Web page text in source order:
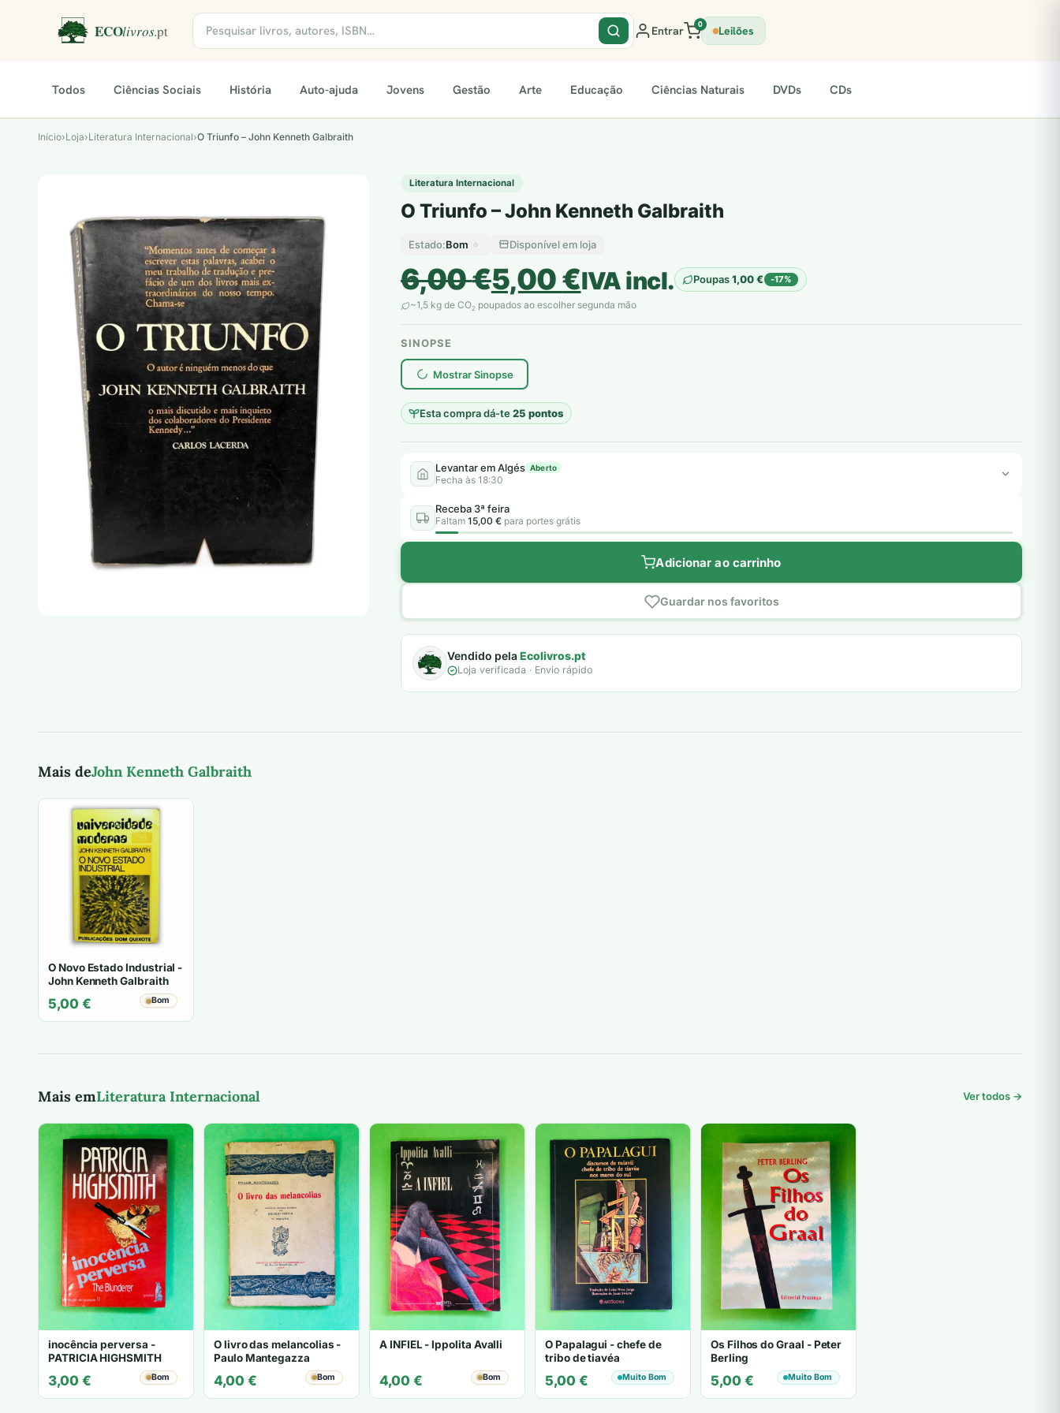
Entrar 0 Leilões
Todos Ciências Sociais História Auto-ajuda Jovens Gestão Arte Educação Ciências Naturais DVDs CDs
Início›Loja›Literatura Internacional›O Triunfo – John Kenneth Galbraith
Literatura Internacional
O Triunfo – John Kenneth Galbraith
Estado:Bom Disponível em loja
6,00€
O
preço
original
era:
6,00 €.
5,00€
O
preço
atual
é:
5,00 €.
IVA incl. Poupas1,00€ -17%
~1,5 kg de CO2 poupados ao escolher segunda mão
SINOPSE
Mostrar Sinopse
Esta compra dá-te25 pontos
plantar árvores reais
Levantar em Algés Aberto
Fecha às 18:30
Receba 3ª feira
Faltam 15,00 € para portes grátis
Adicionar ao carrinho
Guardar nos favoritos
Vendido pelaEcolivros.pt
Loja verificada · Envio rápido
Mais deJohn Kenneth Galbraith
O Novo Estado Industrial -
John Kenneth Galbraith
5,00 € Bom
Mais emLiteratura Internacional Ver todos →
inocência perversa -
PATRICIA HIGHSMITH
3,00 € Bom
O livro das melancolias -
Paulo Mantegazza
4,00 € Bom
A INFIEL - Ippolita Avalli
4,00 € Bom
O Papalagui - chefe de
tribo de tiavéa
5,00 € Muito Bom
Os Filhos do Graal - Peter
Berling
5,00 € Muito Bom